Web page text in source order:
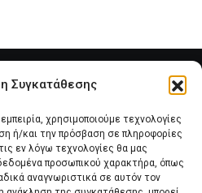
Συγκατάθεσης
χρησιμοποιούμε τεχνολογίες
ή/και την πρόσβαση σε πληροφορίες
εν λόγω τεχνολογίες θα μας
προσωπικού χαρακτήρα, όπως
αναγνωριστικά σε αυτόν τον